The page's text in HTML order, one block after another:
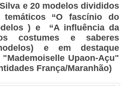
e 20 modelos divididos
“O fascínio do
) e “A influência da
costumes e saberes
e em destaque
Upaon-Açu"
França/Maranhão)